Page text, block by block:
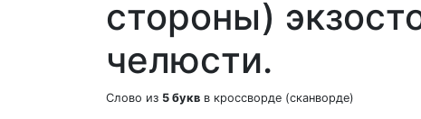
стороны)
челюсти.
Слово из 5 букв в кроссворде (сканворде)